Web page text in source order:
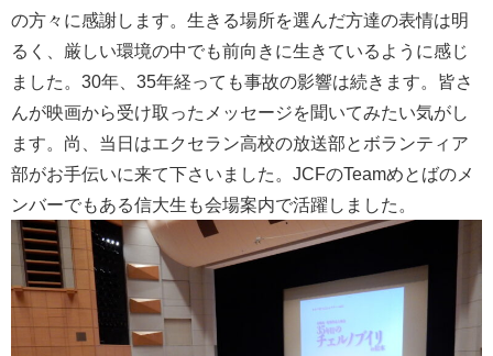
の方々に感謝します。生きる場所を選んだ方達の表情は明
るく、厳しい環境の中でも前向きに生きているように感じ
ました。30年、35年経っても事故の影響は続きます。皆さ
んが映画から受け取ったメッセージを聞いてみたい気がし
ます。尚、当日はエクセラン高校の放送部とボランティア
部がお手伝いに来て下さいました。JCFのTeamめとばのメ
ンバーでもある信大生も会場案内で活躍しました。